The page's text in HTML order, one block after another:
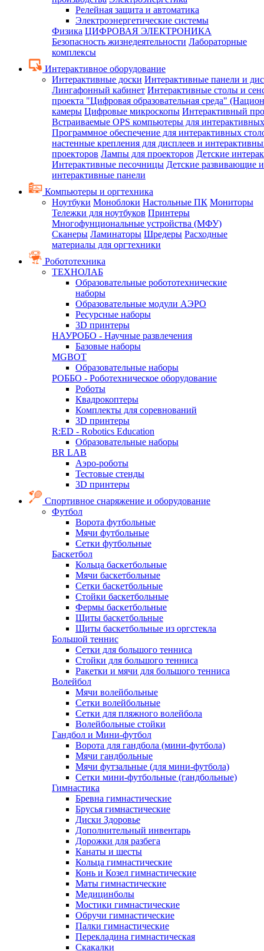
Релейная защита и автоматика
Электроэнергетические системы
Физика ЦИФРОВАЯ ЭЛЕКТРОНИКА
Безопасность жизнедеятельности Лабораторные
комплексы
Интерактивное оборудование
Интерактивные доски Интерактивные панели и
Лингафонный кабинет Интерактивные столы и
проекта "Цифровая образовательная среда"
камеры Цифровые микроскопы Интерактивный
Встраиваемые OPS компьютеры для
Программное обеспечение для интерактивных
настенные крепления для дисплеев и
проекторов Лампы для проекторов Детские
Интерактивные песочницы Детские развивающие
интерактивные панели
Компьютеры и оргтехника
Ноутбуки Моноблоки Настольные ПК Мониторы
Тележки для ноутбуков Принтеры
Многофунциональные устройства (МФУ)
Сканеры Ламинаторы Шредеры Расходные
материалы для оргтехники
Робототехника
ТЕХНОЛАБ
Образовательные робототехнические
наборы
Образовательные модули АЭРО
Ресурсные наборы
3D принтеры
НАУРОБО - Научные развлечения
Базовые наборы
MGBOT
Образовательные наборы
РОББО - Роботехническое оборудование
Роботы
Квадрокоптеры
Комплекты для соревнований
3D принтеры
R:ED - Robotics Education
Образовательные наборы
BR LAB
Аэро-роботы
Тестовые стенды
3D принтеры
Спортивное снаряжение и оборудование
Футбол
Ворота футбольные
Мячи футбольные
Сетки футбольные
Баскетбол
Кольца баскетбольные
Мячи баскетбольные
Сетки баскетбольные
Стойки баскетбольные
Фермы баскетбольные
Щиты баскетбольные
Щиты баскетбольные из оргстекла
Большой теннис
Сетки для большого тенниса
Стойки для большого тенниса
Ракетки и мячи для большого тенниса
Волейбол
Мячи волейбольные
Сетки волейбольные
Сетки для пляжного волейбола
Волейбольные стойки
Гандбол и Мини-футбол
Ворота для гандбола (мини-футбола)
Мячи гандбольные
Мячи футзальные (для мини-футбола)
Сетки мини-футбольные (гандбольные)
Гимнастика
Бревна гимнастические
Брусья гимнастические
Диски Здоровье
Дополнительный инвентарь
Дорожки для разбега
Канаты и шесты
Кольца гимнастические
Конь и Козел гимнастические
Маты гимнастические
Медицинболы
Мостики гимнастические
Обручи гимнастические
Палки гимнастические
Перекладина гимнастическая
Скакалки